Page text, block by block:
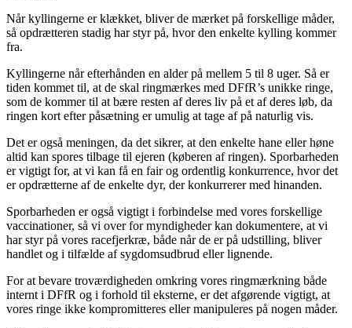
Når kyllingerne er klækket, bliver de mærket på forskellige måder,
så opdrætteren stadig har styr på, hvor den enkelte kylling kommer
fra.
Kyllingerne når efterhånden en alder på mellem 5 til 8 uger. Så er
tiden kommet til, at de skal ringmærkes med DFfR’s unikke ringe,
som de kommer til at bære resten af deres liv på et af deres løb, da
ringen kort efter påsætning er umulig at tage af på naturlig vis.
Det er også meningen, da det sikrer, at den enkelte hane eller høne
altid kan spores tilbage til ejeren (køberen af ringen). Sporbarheden
er vigtigt for, at vi kan få en fair og ordentlig konkurrence, hvor det
er opdrætterne af de enkelte dyr, der konkurrerer med hinanden.
Sporbarheden er også vigtigt i forbindelse med vores forskellige
vaccinationer, så vi over for myndigheder kan dokumentere, at vi
har styr på vores racefjerkræ, både når de er på udstilling, bliver
handlet og i tilfælde af sygdomsudbrud eller lignende.
For at bevare troværdigheden omkring vores ringmærkning både
internt i DFfR og i forhold til eksterne, er det afgørende vigtigt, at
vores ringe ikke kompromitteres eller manipuleres på nogen måder.